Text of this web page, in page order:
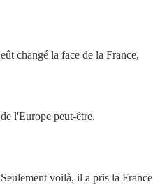
eût changé la face de la France,
de l'Europe peut-être.
Seulement voilà, il a pris la France